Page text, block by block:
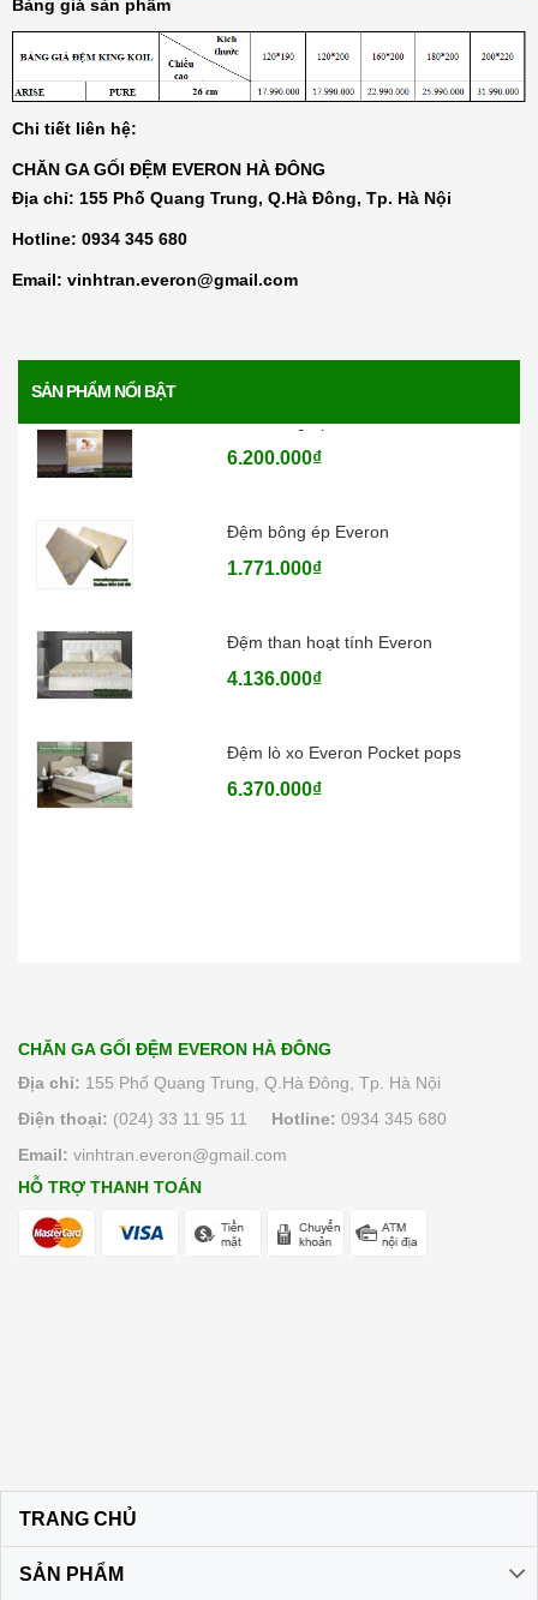
Bảng giá sản phẩm
Chi tiết liên hệ:
CHĂN GA GỐI ĐỆM EVERON HÀ ĐÔNG
Địa chỉ: 155 Phố Quang Trung, Q.Hà Đông, Tp. Hà Nội
Hotline: 0934 345 680
Email: vinhtran.everon@gmail.com
SẢN PHẨM NỔI BẬT
Đệm than hoạt tính Everon
4.136.000₫
Đệm lò xo Everon Pocket pops
6.370.000₫
Đệm lò xo Everon Bonnell pops
6.200.000₫
1.771.000₫
4.136.000₫
6.370.000₫
CHĂN GA GỐI ĐỆM EVERON HÀ ĐÔNG
Địa chỉ: 155 Phố Quang Trung, Q.Hà Đông, Tp. Hà Nội
Điện thoại: (024) 33 11 95 11 Hotline: 0934 345 680
Email: vinhtran.everon@gmail.com
HỖ TRỢ THANH TOÁN
TRANG CHỦ
SẢN PHẨM